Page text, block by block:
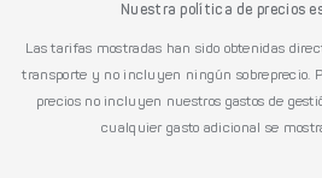
Nuestra política de precios
Las tarifas mostradas han sido obtenidas
transporte y no incluyen ningún sobreprecio.
precios no incluyen nuestros gastos de
cualquier gasto adicional se